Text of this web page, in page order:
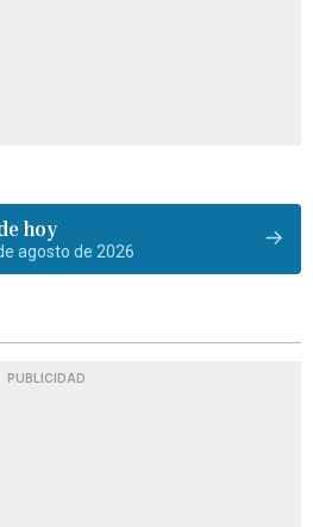
hoy
agosto de 2026
PUBLICIDAD